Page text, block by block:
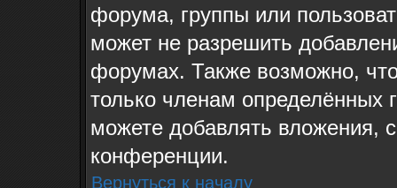
форума, группы или
может не разрешить
форумах. Также возможно,
только членам определённых
можете добавлять вложения,
конференции.
Вернуться к началу